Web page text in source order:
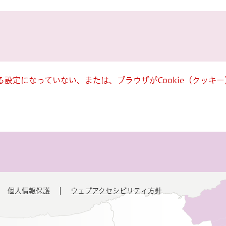
定になっていない、または、ブラウザがCookie（クッキ
個人情報保護 ウェブアクセシビリティ方針